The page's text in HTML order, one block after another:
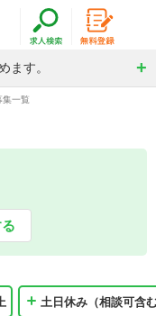
ます。
集一覧
土日休み（相談可含